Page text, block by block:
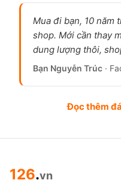
13 ở cùng nhu cầu,
mới sạc, dùng nặng
được nhắc lại nhiều
Chụp thiếu sáng cải
cảm biến dịch chuyển
nhà sạch hơn đời
Nhẹ, cầm thoải mái.
Mua đi bạn, 10 năm
shop. Mới cần thay
dung lượng thôi,
Bạn Nguyễn Trúc ·
Đọc thêm
126.vn